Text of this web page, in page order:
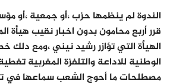
الندوة لم ينظمها حزب ،أو جمعية ،أو
قرر أربع محامون بدون اخبار نقيب هيأة
الهيأة التي تؤازر رشيد نيني ،ومع
الوطنية للاداعة والتلفزة المغربية
مصطلحات ما أحوج الشعب سماعها في